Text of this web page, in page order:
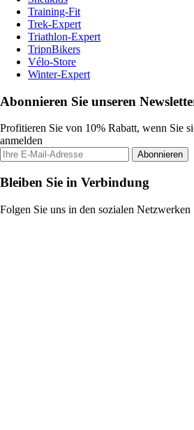
Training-Fit
Trek-Expert
Triathlon-Expert
TripnBikers
Vélo-Store
Winter-Expert
Abonnieren Sie unseren
Profitieren Sie von 10% Rabatt, wenn Sie
anmelden
Abonnieren
Bleiben Sie in Verbindung
Folgen Sie uns in den sozialen Netzwerken